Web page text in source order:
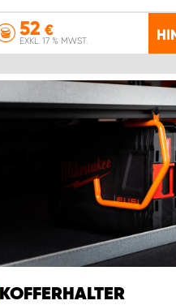
52 €
EXKL. 17 % MWST.
KOFFERHALTER